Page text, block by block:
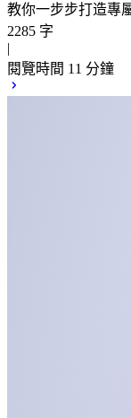
教你一步步打造專
2285 字
|
閱覽時間 11 分鐘